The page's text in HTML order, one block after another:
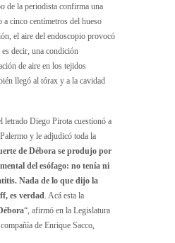
de la periodista confirma una
a cinco centímetros del hueso
el aire del endoscopio provocó
decir, una condición
de aire en los tejidos
llegó al tórax y a la cavidad
letrado Diego Pirota cuestionó a
y le adjudicó toda la
de Débora se produjo por
del esófago: no tenía ni
Nada de lo que dijo la
es verdad . Acá esta la
“, afirmó en la Legislatura
de Enrique Sacco,